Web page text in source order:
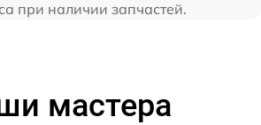
при наличии запчастей.
мастера